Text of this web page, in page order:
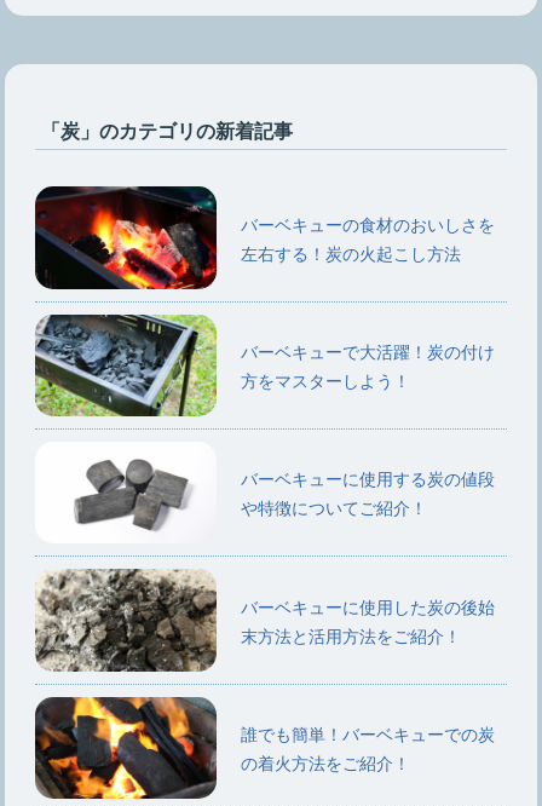
「炭」のカテゴリの新着記事
バーベキューの食材のおいしさを
左右する！炭の火起こし方法
バーベキューで大活躍！炭の付け
方をマスターしよう！
バーベキューに使用する炭の値段
や特徴についてご紹介！
バーベキューに使用した炭の後始
末方法と活用方法をご紹介！
誰でも簡単！バーベキューでの炭
の着火方法をご紹介！